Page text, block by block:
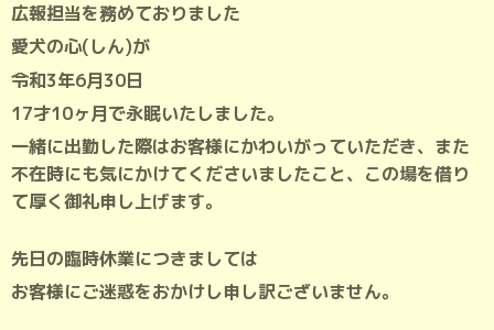
広報担当を務めておりました
愛犬の心(しん)が
令和3年6月30日
17才10ヶ月で永眠いたしました。
一緒に出勤した際はお客様にかわいがっていただき、また
不在時にも気にかけてくださいましたこと、この場を借り
て厚く御礼申し上げます。
先日の臨時休業につきましては
お客様にご迷惑をおかけし申し訳ございません。